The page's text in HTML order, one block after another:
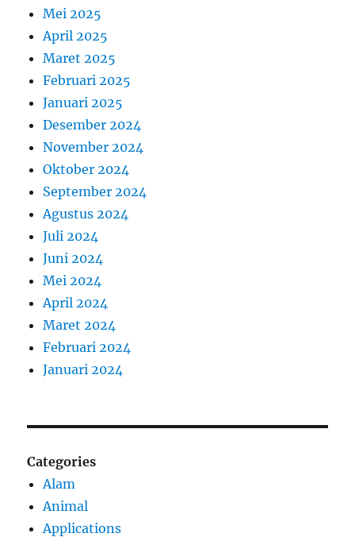
Mei 2025
April 2025
Maret 2025
Februari 2025
Januari 2025
Desember 2024
November 2024
Oktober 2024
September 2024
Agustus 2024
Juli 2024
Juni 2024
Mei 2024
April 2024
Maret 2024
Februari 2024
Januari 2024
Categories
Alam
Animal
Applications